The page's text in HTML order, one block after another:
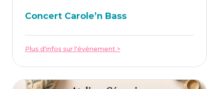
Concert Caro­le’n Bass
Plus d'infos sur l'événement >